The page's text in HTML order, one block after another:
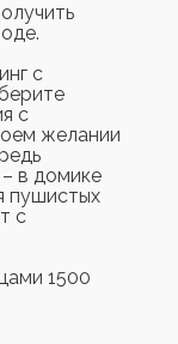
с
с
желании
в домике
пушистых
с
1500